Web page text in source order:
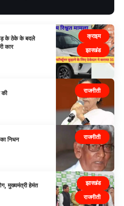
क्राइम
झारखंड
के ठेके के बदले
कार
राजनीती
की
राजनीती
का निधन
झारखंड
राजनीती
मुख्यमंत्री हेमंत